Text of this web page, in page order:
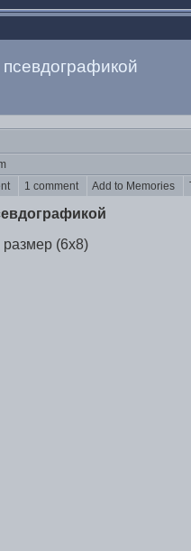
1 comment Add to Memories
(6x8)